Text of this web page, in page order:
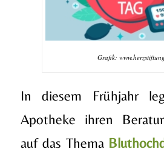
Grafik:
In diesem Frühjahr
Apotheke ihren
auf das Thema